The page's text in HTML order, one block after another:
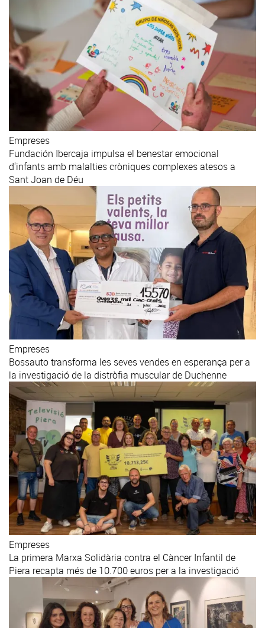
Empreses
Fundación Ibercaja impulsa el benestar emocional
d'infants amb malalties cròniques complexes atesos a
Sant Joan de Déu
Empreses
Bossauto transforma les seves vendes en esperança per a
la investigació de la distròfia muscular de Duchenne
Empreses
La primera Marxa Solidària contra el Càncer Infantil de
Piera recapta més de 10.700 euros per a la investigació